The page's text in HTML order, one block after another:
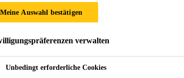
Abdichtungsanwendungen
sowie zur
Meine Auswahl bestätigen
verwalten
Unbedingt erforderliche Cookies